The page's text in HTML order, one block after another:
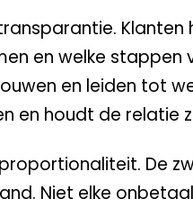
en welke
en leiden tot
en houdt de relatie
De
Niet elke